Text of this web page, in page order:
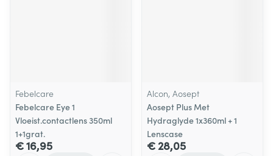
Febelcare
Febelcare Eye 1
Vloeist.contactlens 350ml
1+1grat.
€ 16,95
Alcon, Aosept
Aosept Plus Met
Hydraglyde 1x360ml + 1
Lenscase
€ 28,05